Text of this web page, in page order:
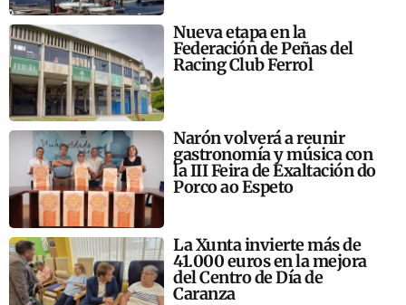
Nueva etapa en la
Federación de Peñas del
Racing Club Ferrol
Narón volverá a reunir
gastronomía y música con
la III Feira de Exaltación do
Porco ao Espeto
La Xunta invierte más de
41.000 euros en la mejora
del Centro de Día de
Caranza